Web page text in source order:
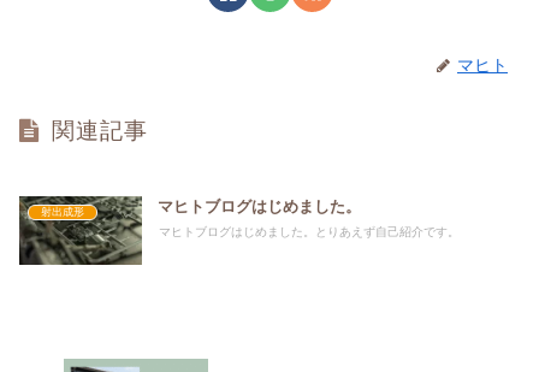
マヒト
関連記事
射出成形 マヒトブログはじめました。
マヒトブログはじめました。とりあえず自己紹介です。